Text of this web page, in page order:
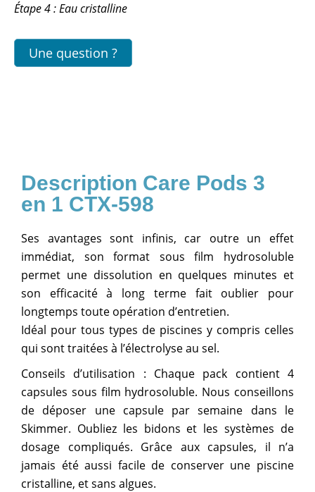
Étape 4 : Eau cristalline
Une question ?
Care Pods 3
en 1 CTX-598
Ses avantages sont infinis, car outre un effet
immédiat, son format sous film hydrosoluble
permet une dissolution en quelques minutes et
son efficacité à long terme fait oublier pour
longtemps toute opération d’entretien.
Idéal pour tous types de piscines y compris celles
qui sont traitées à l’électrolyse au sel.
Conseils d’utilisation : Chaque pack contient 4
capsules sous film hydrosoluble. Nous conseillons
de déposer une capsule par semaine dans le
Skimmer. Oubliez les bidons et les systèmes de
dosage compliqués. Grâce aux capsules, il n’a
jamais été aussi facile de conserver une piscine
cristalline, et sans algues.